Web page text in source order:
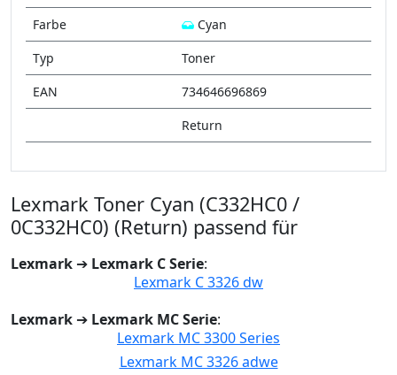
Farbe
Cyan
Typ
Toner
EAN
734646696869
Return
Lexmark Toner Cyan (C332HC0 /
0C332HC0) (Return) passend für
Lexmark ➔ Lexmark C Serie:
Lexmark C 3326 dw
Lexmark ➔ Lexmark MC Serie:
Lexmark MC 3300 Series
Lexmark MC 3326 adwe